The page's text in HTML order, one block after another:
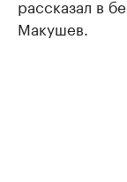
рассказал в
Макушев.